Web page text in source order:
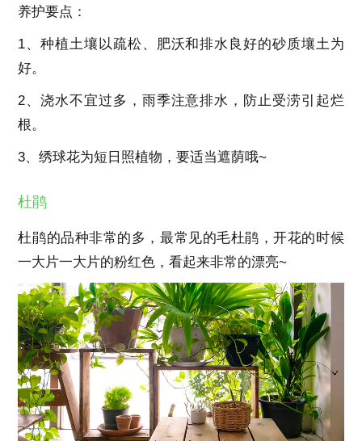
养护要点：
1、种植土壤以疏松、肥沃和排水良好的砂质壤土为
好。
2、浇水不宜过多，雨季注意排水，防止受涝引起烂
根。
3、绣球花为短日照植物，要适当遮荫哦~
杜鹃
杜鹃的品种非常的多，最常见的毛杜鹃，开花的时候
一大片一大片的粉红色，看起来非常的漂亮~